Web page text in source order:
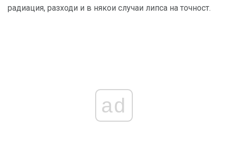
радиация, разходи и в някои случаи липса на точност.
ad